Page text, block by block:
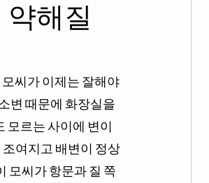
해질
씨가 이제는 잘해야
변 때문에 화장실을
모르는 사이에 변이
여지고 배변이 정상
모씨가 항문과 질 쪽